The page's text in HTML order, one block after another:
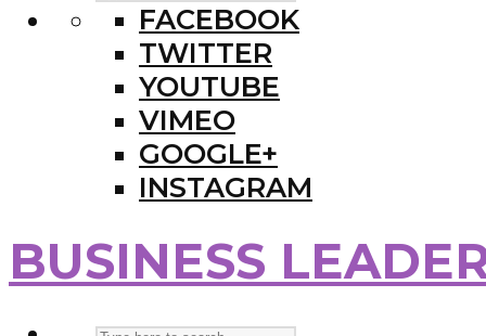
FACEBOOK
TWITTER
YOUTUBE
VIMEO
GOOGLE+
INSTAGRAM
BUSINESS